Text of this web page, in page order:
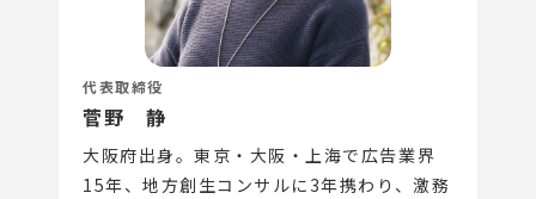
代表取締役
菅野 静
大阪府出身。東京・大阪・上海で広告業界
15年、地方創生コンサルに3年携わり、激務